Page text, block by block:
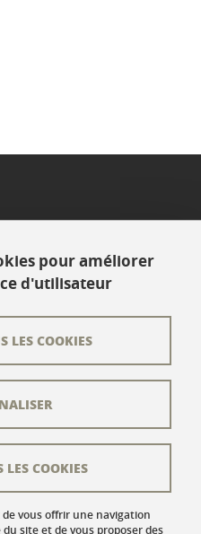
sur LinkedIn
pour améliorer
d'utilisateur
vous offrir une navigation
site et de vous proposer des
LES COOKIES
LES COOKIES